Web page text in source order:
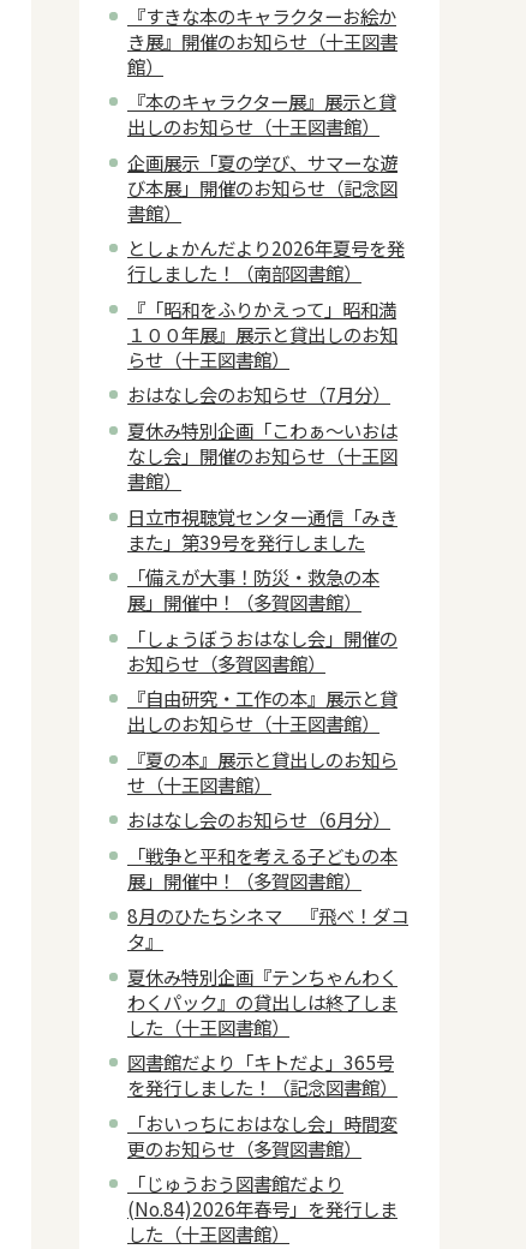
『すきな本のキャラクターお絵か
き展』開催のお知らせ（十王図書
館）
『本のキャラクター展』展示と貸
出しのお知らせ（十王図書館）
企画展示「夏の学び、サマーな遊
び本展」開催のお知らせ（記念図
書館）
としょかんだより2026年夏号を発
行しました！（南部図書館）
『「昭和をふりかえって」昭和満
１００年展』展示と貸出しのお知
らせ（十王図書館）
おはなし会のお知らせ（7月分）
夏休み特別企画「こわぁ～いおは
なし会」開催のお知らせ（十王図
書館）
日立市視聴覚センター通信「みき
また」第39号を発行しました
「備えが大事！防災・救急の本
展」開催中！（多賀図書館）
「しょうぼうおはなし会」開催の
お知らせ（多賀図書館）
『自由研究・工作の本』展示と貸
出しのお知らせ（十王図書館）
『夏の本』展示と貸出しのお知ら
せ（十王図書館）
おはなし会のお知らせ（6月分）
「戦争と平和を考える子どもの本
展」開催中！（多賀図書館）
8月のひたちシネマ 『飛べ！ダコ
タ』
夏休み特別企画『テンちゃんわく
わくパック』の貸出しは終了しま
した（十王図書館）
図書館だより「キトだよ」365号
を発行しました！（記念図書館）
「おいっちにおはなし会」時間変
更のお知らせ（多賀図書館）
「じゅうおう図書館だより
(No.84)2026年春号」を発行しま
した（十王図書館）